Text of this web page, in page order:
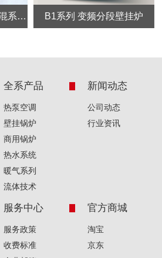
SN系列 小型建筑全预混系统炉 B1系列 变频分段壁挂炉
Next
全系产品
热泵空调
壁挂锅炉
商用锅炉
热水系统
暖气系列
流体技术
新闻动态
公司动态
行业资讯
服务中心
服务政策
收费标准
官方商城
淘宝
京东